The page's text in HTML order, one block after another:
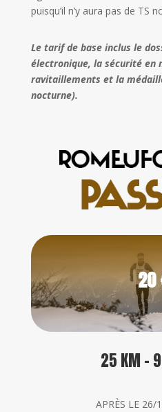
puisqu’il n’y aura pas de TS
Le tarif de base inclus le
électronique, la sécurité en
ravitaillements et la
nocturne).
20
25 KM -
APRÈS LE 26/